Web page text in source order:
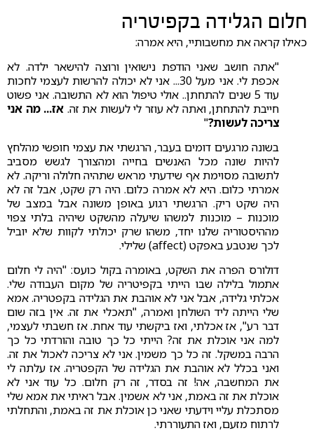
חלום הגלידה בקפיטריה
כאילו קראה את מחשבותיי, היא אמרה:
"אתה חושב שאני הודפת נישואין ורוצה להישאר ילדה. לא
אכפת לי. אני מעל 30... אני לא יכולה להרשות לעצמי לחכות
עוד 5 שנים להתחתן.. אולי טיפול הוא לא התשובה. אני פשוט
חייבת להתחתן, ואתה לא עוזר לי לעשות את זה. אז... מה אני
צריכה לעשות?"
בשונה מרגעים דומים בעבר, הרגשתי את עצמי חופשי מהלחץ
להיות שונה מכל האנשים בחייה ומהצורך לגשש מסביב
לתשובה מסוימת אף שידעתי מראש שתהיה חלולה וריקה. לא
אמרתי כלום. היא לא אמרה כלום. היה רק שקט, אבל זה לא
היה שקט ריק. הרגשתי רגוע באופן משונה אבל במצב של
מוכנות – מוכנות למשהו שיעלה מהשקט שיהיה בלתי צפוי
מההיסטוריה שלנו יחד, משהו שרק יכולתי לקוות שלא יוביל
לכך שנטבע באפקט (affect) שלילי.
דולורס הפרה את השקט, באומרה בקול כועס: "היה לי חלום
אתמול בלילה שבו הייתי בקפיטריה של מקום העבודה שלי.
אכלתי גלידה, אבל אני לא אוהבת את הגלידה בקפטריה. אמא
שלי הייתה ליד השולחן ואמרה, "תאכלי את זה. אין בזה שום
דבר רע", אז אכלתי, ואז ביקשתי עוד אחת. אז חשבתי לעצמי,
למה אני אוכלת את זה? הייתי כל כך טובה והורדתי כל כך
הרבה במשקל. זה כל כך משמין. אני לא צריכה לאכול את זה.
ואני בכלל לא אוהבת את הגלידה של הקפטריה. אז עלתה לי
את המחשבה, אה! זה בסדר, זה רק חלום. כל עוד אני לא
אוכלת את זה באמת, אני לא אשמין. אבל ראיתי את אמא שלי
מסתכלת עליי וידעתי שאני כן אוכלת את זה באמת, והתחלתי
לרתוח מזעם, ואז התעוררתי.